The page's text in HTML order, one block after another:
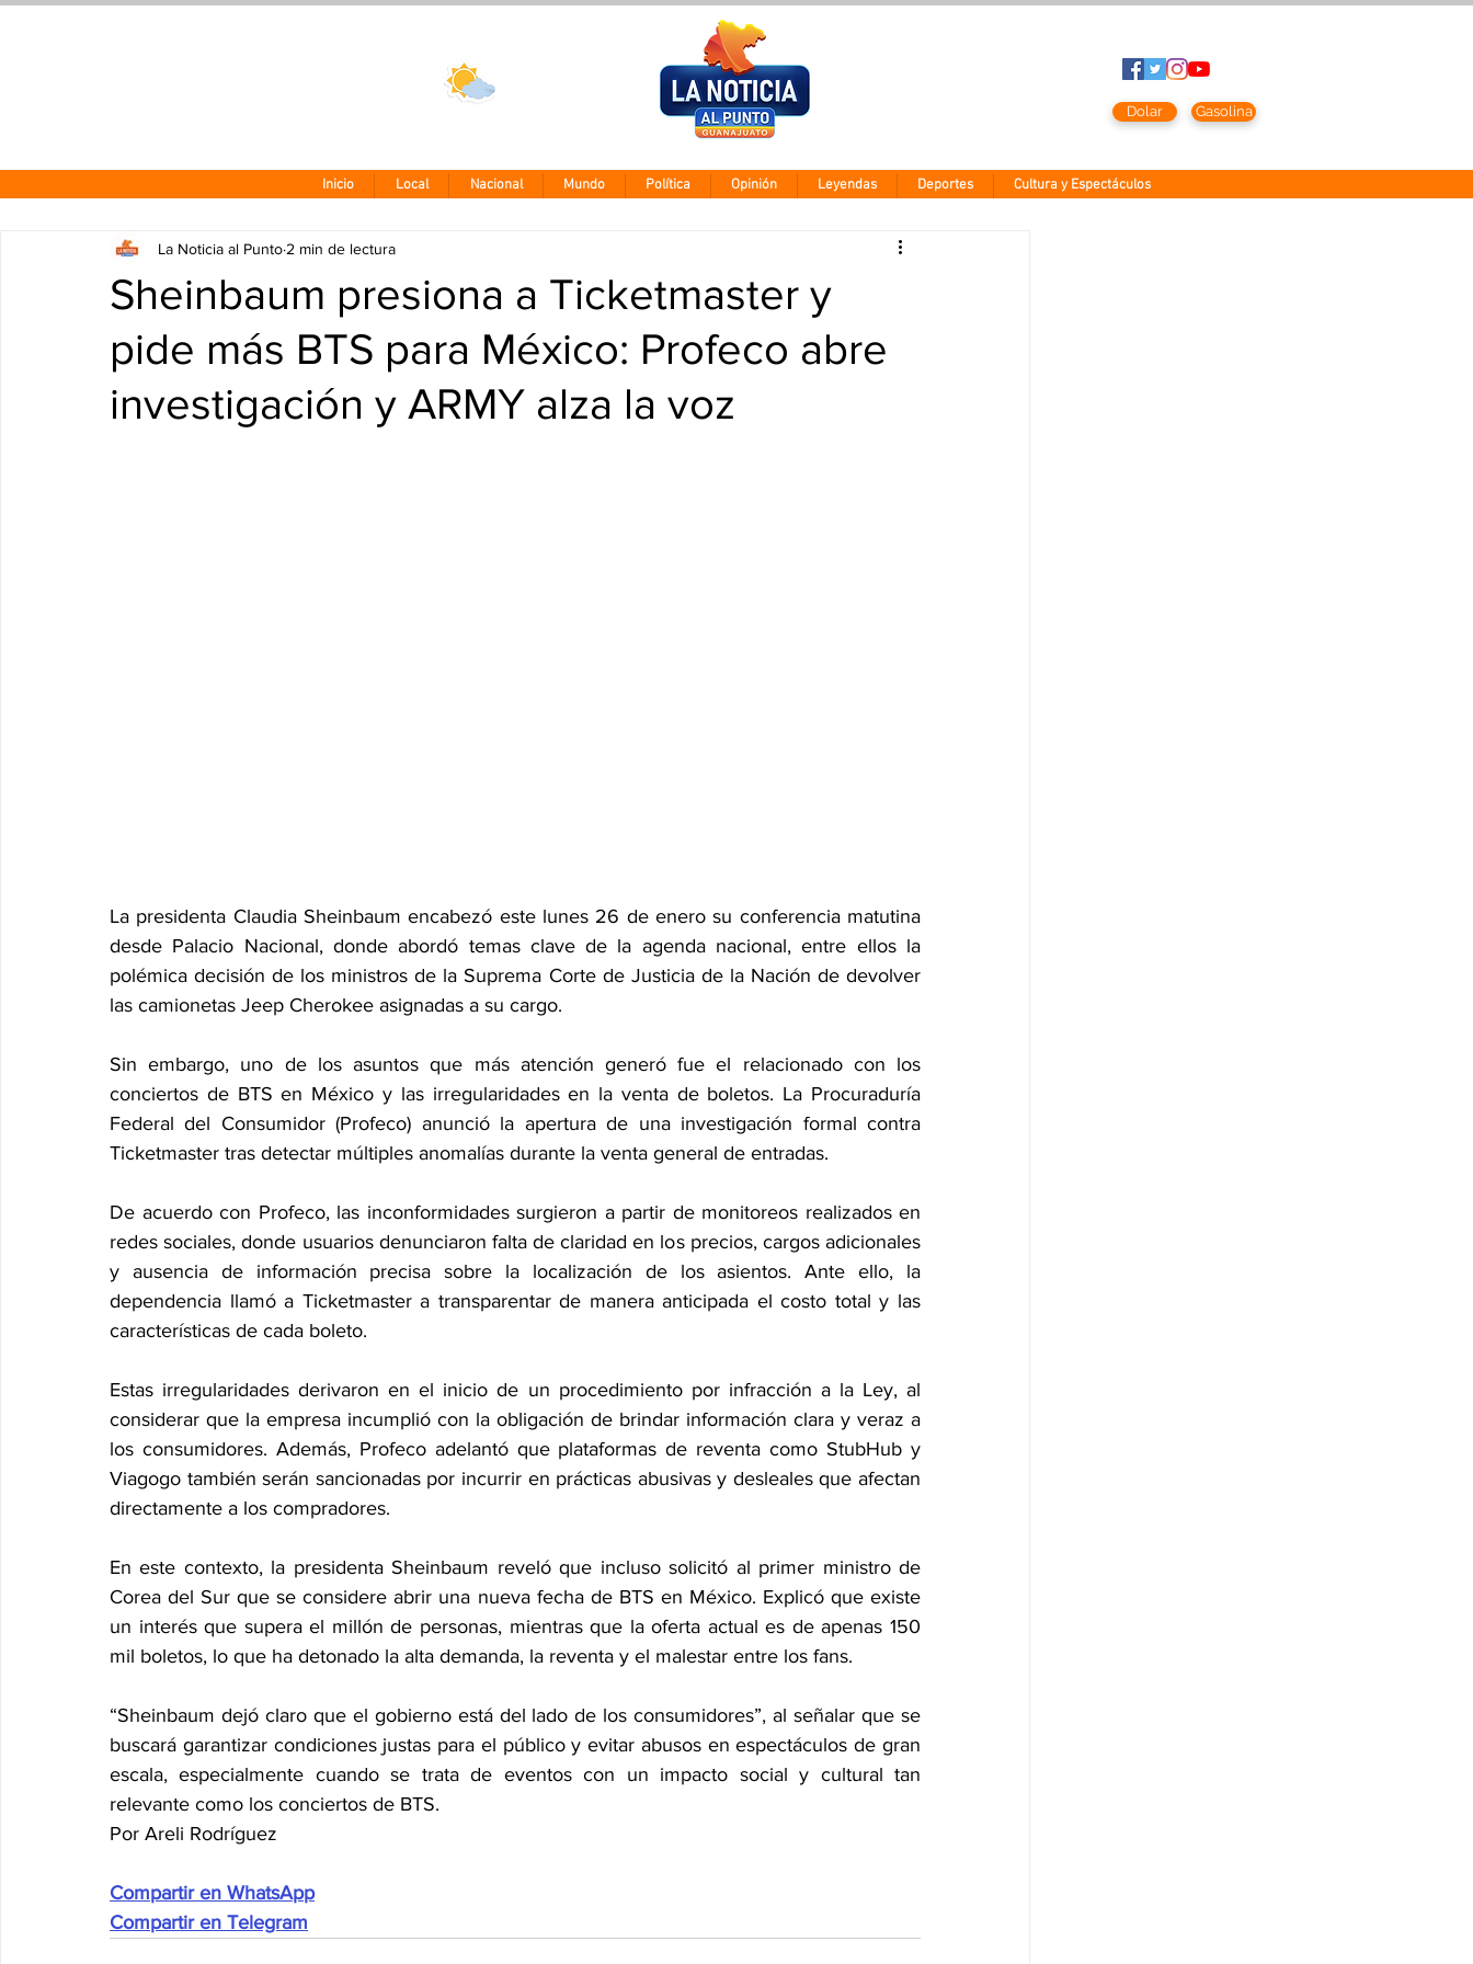
Dolar Gasolina
Inicio Local Nacional Mundo Política Opinión Leyendas Deportes Cultura y Espectáculos
Sheinbaum presiona a Ticketmaster y
pide más BTS para México: Profeco abre
investigación y ARMY alza la voz
La Noticia al Punto 2 min de lectura
La presidenta Claudia Sheinbaum encabezó este lunes 26 de enero su conferencia matutina
desde Palacio Nacional, donde abordó temas clave de la agenda nacional, entre ellos la
polémica decisión de los ministros de la Suprema Corte de Justicia de la Nación de devolver
las camionetas Jeep Cherokee asignadas a su cargo.
Sin embargo, uno de los asuntos que más atención generó fue el relacionado con los
conciertos de BTS en México y las irregularidades en la venta de boletos. La Procuraduría
Federal del Consumidor (Profeco) anunció la apertura de una investigación formal contra
Ticketmaster tras detectar múltiples anomalías durante la venta general de entradas.
De acuerdo con Profeco, las inconformidades surgieron a partir de monitoreos realizados en
redes sociales, donde usuarios denunciaron falta de claridad en los precios, cargos adicionales
y ausencia de información precisa sobre la localización de los asientos. Ante ello, la
dependencia llamó a Ticketmaster a transparentar de manera anticipada el costo total y las
características de cada boleto.
Estas irregularidades derivaron en el inicio de un procedimiento por infracción a la Ley, al
considerar que la empresa incumplió con la obligación de brindar información clara y veraz a
los consumidores. Además, Profeco adelantó que plataformas de reventa como StubHub y
Viagogo también serán sancionadas por incurrir en prácticas abusivas y desleales que afectan
directamente a los compradores.
En este contexto, la presidenta Sheinbaum reveló que incluso solicitó al primer ministro de
Corea del Sur que se considere abrir una nueva fecha de BTS en México. Explicó que existe
un interés que supera el millón de personas, mientras que la oferta actual es de apenas 150
mil boletos, lo que ha detonado la alta demanda, la reventa y el malestar entre los fans.
“Sheinbaum dejó claro que el gobierno está del lado de los consumidores”, al señalar que se
buscará garantizar condiciones justas para el público y evitar abusos en espectáculos de gran
escala, especialmente cuando se trata de eventos con un impacto social y cultural tan
relevante como los conciertos de BTS.
Por Areli Rodríguez
Compartir en WhatsApp
Compartir en Telegram